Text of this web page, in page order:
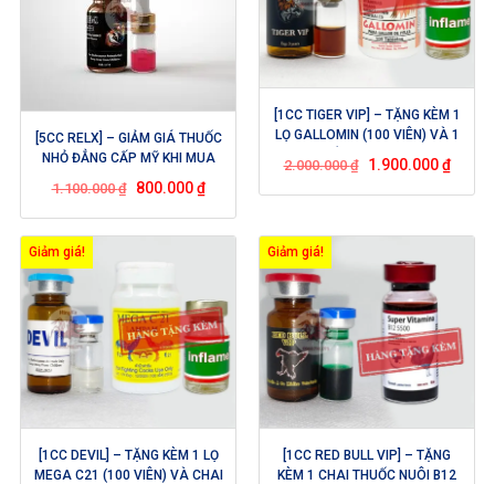
[5CC RELX] – GIẢM GIÁ THUỐC
NHỎ ĐẲNG CẤP MỸ KHI MUA
1.100.000₫ 800.000₫
[1CC TIGER VIP] – TẶNG KÈM 1
LỌ GALLOMIN (100 VIÊN) VÀ 1
(5ML)
2.000.000₫ 1.900.000₫
Giảm giá!
[1CC DEVIL] – TẶNG KÈM 1 LỌ
MEGA C21 (100 VIÊN) VÀ CHAI
Giảm giá!
[1CC RED BULL VIP] – TẶNG
KÈM 1 CHAI THUỐC NUÔI B12